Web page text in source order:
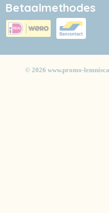
Betaalmethodes
© 2026 www.promo-